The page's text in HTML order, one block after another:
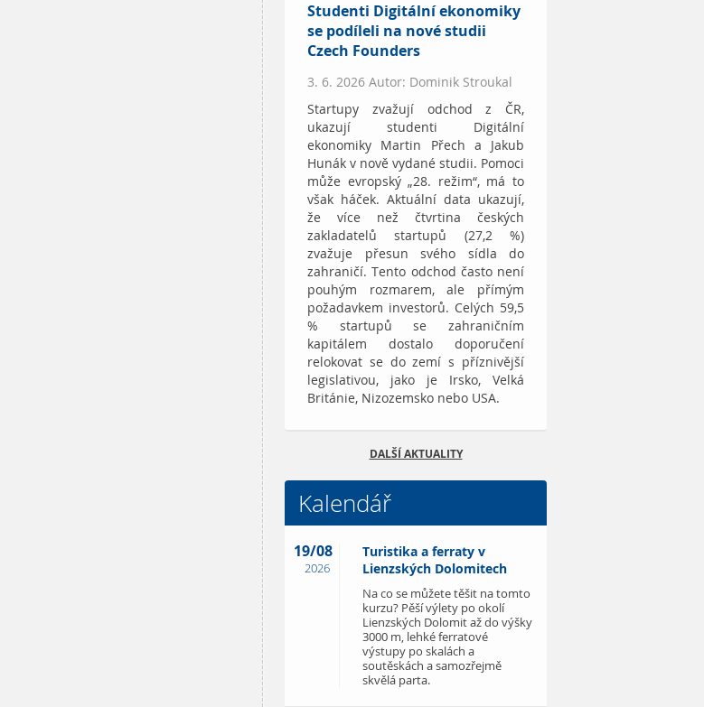
Studenti Digitální ekonomiky
se podíleli na nové studii
Czech Founders
3. 6. 2026 Autor: Dominik Stroukal
Startupy zvažují odchod z ČR,
ukazují studenti Digitální
ekonomiky Martin Přech a Jakub
Hunák v nově vydané studii. Pomoci
může evropský „28. režim“, má to
však háček. Aktuální data ukazují,
že více než čtvrtina českých
zakladatelů startupů (27,2 %)
zvažuje přesun svého sídla do
zahraničí. Tento odchod často není
pouhým rozmarem, ale přímým
požadavkem investorů. Celých 59,5
% startupů se zahraničním
kapitálem dostalo doporučení
relokovat se do zemí s příznivější
legislativou, jako je Irsko, Velká
Británie, Nizozemsko nebo USA.
DALŠÍ AKTUALITY
Kalendář
19/08
2026
Turistika a ferraty v
Lienzských Dolomitech
Na co se můžete těšit na tomto
kurzu? Pěší výlety po okolí
Lienzských Dolomit až do výšky
3000 m, lehké ferratové
výstupy po skalách a
soutěskách a samozřejmě
skvělá parta.